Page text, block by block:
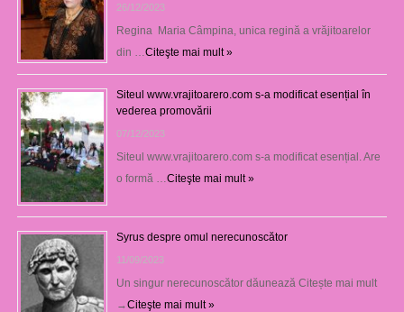
26/12/2023
Regina Maria Câmpina, unica regină a vrăjitoarelor
din … Citeşte mai mult »
Siteul www.vrajitoarero.com s-a modificat esențial în
vederea promovării
07/12/2023
Siteul www.vrajitoarero.com s-a modificat esențial. Are
o formă … Citeşte mai mult »
Syrus despre omul nerecunoscător
11/09/2023
Un singur nerecunoscător dăunează Citește mai mult
→Citeşte mai mult »